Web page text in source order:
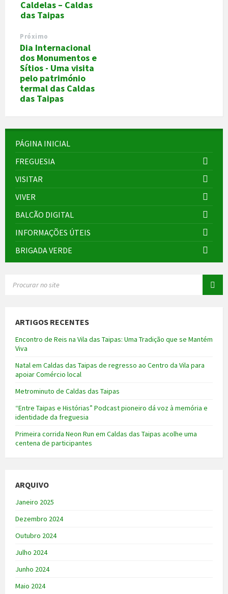
Caldelas – Caldas
das Taipas
Próximo
Dia Internacional
dos Monumentos e
Sítios - Uma visita
pelo património
termal das Caldas
das Taipas
PÁGINA INICIAL
FREGUESIA
VISITAR
VIVER
BALCÃO DIGITAL
INFORMAÇÕES ÚTEIS
BRIGADA VERDE
ARTIGOS RECENTES
Encontro de Reis na Vila das Taipas: Uma Tradição que se Mantém
Viva
Natal em Caldas das Taipas de regresso ao Centro da Vila para
apoiar Comércio local
Metrominuto de Caldas das Taipas
“Entre Taipas e Histórias” Podcast pioneiro dá voz à memória e
identidade da freguesia
Primeira corrida Neon Run em Caldas das Taipas acolhe uma
centena de participantes
ARQUIVO
Janeiro 2025
Dezembro 2024
Outubro 2024
Julho 2024
Junho 2024
Maio 2024